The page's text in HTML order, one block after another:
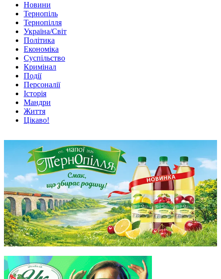
Новини
Тернопіль
Тернопілля
Україна/Світ
Політика
Економіка
Суспільство
Кримінал
Події
Персоналії
Історія
Мандри
Життя
Цікаво!